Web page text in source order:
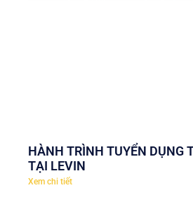
HÀNH TRÌNH TUYỂN DỤNG
TẠI LEVIN
Xem chi tiết